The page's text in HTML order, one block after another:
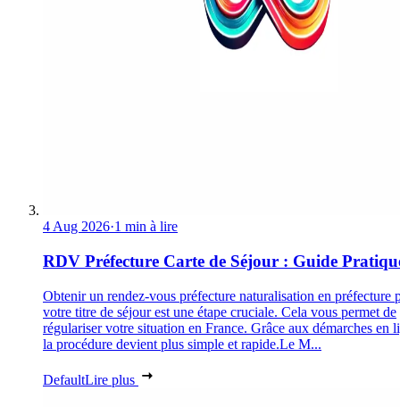
4 Aug 2026·1 min à lire
RDV Préfecture Carte de Séjour : Guide
Obtenir un rendez-vous préfecture naturalisation en préfecture
votre titre de séjour est une étape cruciale. Cela vous permet de
régulariser votre situation en France. Grâce aux démarches en
la procédure devient plus simple et rapide.Le M...
DefaultLire plus